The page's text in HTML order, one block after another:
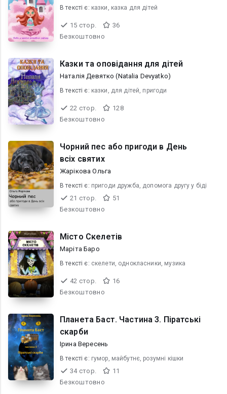
В текcті є: казки, казка для дітей
15 стор.
36
Безкоштовно
Казки та оповідання для дітей
Наталія Девятко (Natalia Devyatko)
В текcті є: казки, для дітей, пригоди
22 стор.
128
Безкоштовно
Чорний пес або пригоди в День
всіх святих
Жарікова Ольга
В текcті є: пригоди дружба, допомога другу у біді
21 стор.
51
Безкоштовно
Місто Скелетів
Маріта Баро
В текcті є: скелети, однокласники, музика
42 стор.
16
Безкоштовно
Планета Баст. Частина 3. Піратські
скарби
Ірина Вересень
В текcті є: гумор, майбутнє, розумні кішки
34 стор.
11
Безкоштовно